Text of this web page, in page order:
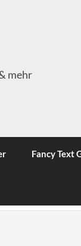
mehr
Fancy Text